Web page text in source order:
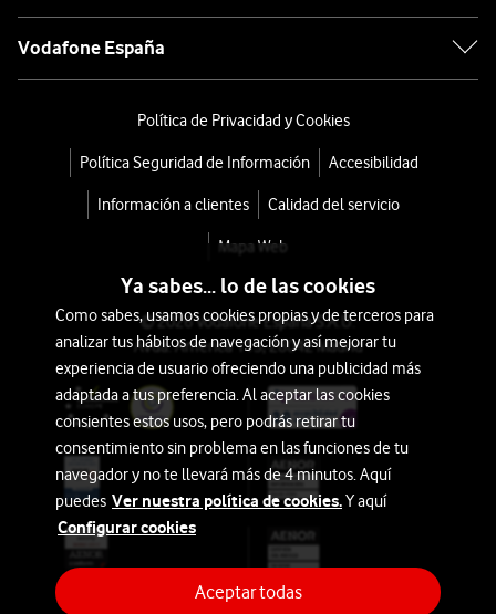
Vodafone España
Política de Privacidad y Cookies
Política Seguridad de Información Accesibilidad
Información a clientes Calidad del servicio
Mapa Web
© 2026 Vodafone España S.A.U.
Avda. América 115, 28042 Madrid
Ya sabes... lo de las cookies
Como sabes, usamos cookies propias y de terceros para
analizar tus hábitos de navegación y así mejorar tu
experiencia de usuario ofreciendo una publicidad más
adaptada a tus preferencia. Al aceptar las cookies
consientes estos usos, pero podrás retirar tu
consentimiento sin problema en las funciones de tu
navegador y no te llevará más de 4 minutos. Aquí
puedes Ver nuestra política de cookies.Y aquí
Configurar cookies
Aceptar todas